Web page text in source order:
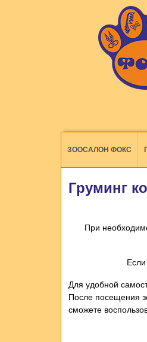
ЗООСАЛОН ФОКС
Груминг
При
Для удобной
После посещения
сможете